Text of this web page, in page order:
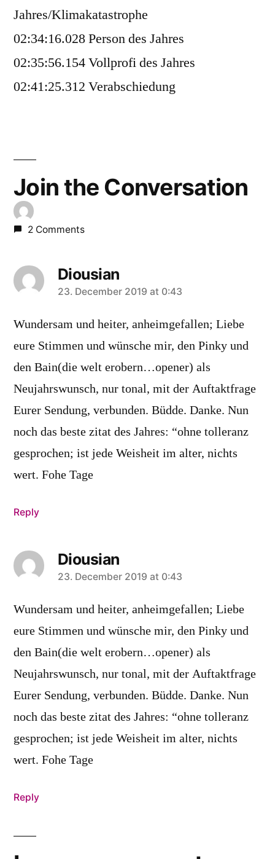
Jahres/Klimakatastrophe
02:34:16.028 Person des Jahres
02:35:56.154 Vollprofi des Jahres
02:41:25.312 Verabschiedung
Join the Conversation
2 Comments
Diousian
says:
23. December 2019 at 0:43
Wundersam und heiter, anheimgefallen; Liebe
eure Stimmen und wünsche mir, den Pinky und
den Bain(die welt erobern…opener) als
Neujahrswunsch, nur tonal, mit der Auftaktfrage
Eurer Sendung, verbunden. Büdde. Danke. Nun
noch das beste zitat des Jahres: “ohne tolleranz
gesprochen; ist jede Weisheit im alter, nichts
wert. Fohe Tage
Reply
Diousian
says:
23. December 2019 at 0:43
Wundersam und heiter, anheimgefallen; Liebe
eure Stimmen und wünsche mir, den Pinky und
den Bain(die welt erobern…opener) als
Neujahrswunsch, nur tonal, mit der Auftaktfrage
Eurer Sendung, verbunden. Büdde. Danke. Nun
noch das beste zitat des Jahres: “ohne tolleranz
gesprochen; ist jede Weisheit im alter, nichts
wert. Fohe Tage
Reply